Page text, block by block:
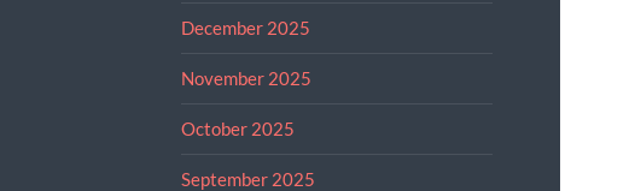
December 2025
November 2025
October 2025
September 2025